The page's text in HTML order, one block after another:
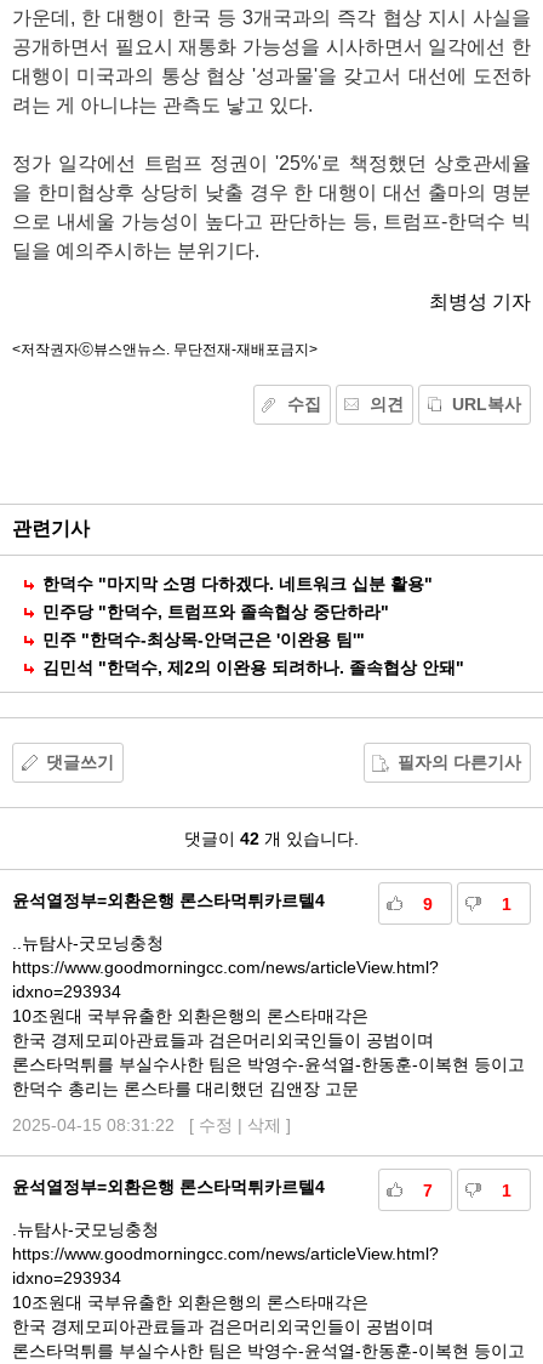
가운데, 한 대행이 한국 등 3개국과의 즉각 협상 지시 사실을
공개하면서 필요시 재통화 가능성을 시사하면서 일각에선 한
대행이 미국과의 통상 협상 '성과물'을 갖고서 대선에 도전하
려는 게 아니냐는 관측도 낳고 있다.
정가 일각에선 트럼프 정권이 '25%'로 책정했던 상호관세율
을 한미협상후 상당히 낮출 경우 한 대행이 대선 출마의 명분
으로 내세울 가능성이 높다고 판단하는 등, 트럼프-한덕수 빅
딜을 예의주시하는 분위기다.
최병성 기자
<저작권자ⓒ뷰스앤뉴스. 무단전재-재배포금지>
수집 의견 URL복사
공
유
관련기사
한덕수 "마지막 소명 다하겠다. 네트워크 십분 활용"
민주당 "한덕수, 트럼프와 졸속협상 중단하라"
민주 "한덕수-최상목-안덕근은 '이완용 팀'"
김민석 "한덕수, 제2의 이완용 되려하나. 졸속협상 안돼"
댓글쓰기 필자의 다른기사
글
댓글이 42 개 있습니다.
9 1
윤석열정부=외환은행 론스타먹튀카르텔4
..뉴탐사-굿모닝충청
https://www.goodmorningcc.com/news/articleView.html?
idxno=293934
10조원대 국부유출한 외환은행의 론스타매각은
한국 경제모피아관료들과 검은머리외국인들이 공범이며
론스타먹튀를 부실수사한 팀은 박영수-윤석열-한동훈-이복현 등이고
한덕수 총리는 론스타를 대리했던 김앤장 고문
2025-04-15 08:31:22 [ 수정 | 삭제 ]
7 1
윤석열정부=외환은행 론스타먹튀카르텔4
.뉴탐사-굿모닝충청
https://www.goodmorningcc.com/news/articleView.html?
idxno=293934
10조원대 국부유출한 외환은행의 론스타매각은
한국 경제모피아관료들과 검은머리외국인들이 공범이며
론스타먹튀를 부실수사한 팀은 박영수-윤석열-한동훈-이복현 등이고